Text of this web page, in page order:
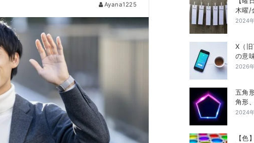
Ayana1225
木曜/
2024
X（
の意
2026
五角
角形
2024
【色